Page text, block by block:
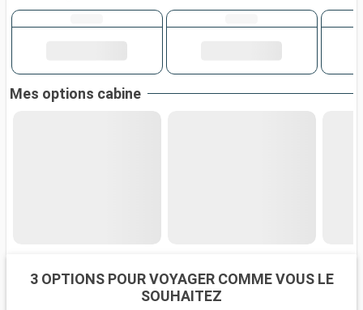
Mes options cabine
3 OPTIONS POUR VOYAGER COMME VOUS LE
SOUHAITEZ